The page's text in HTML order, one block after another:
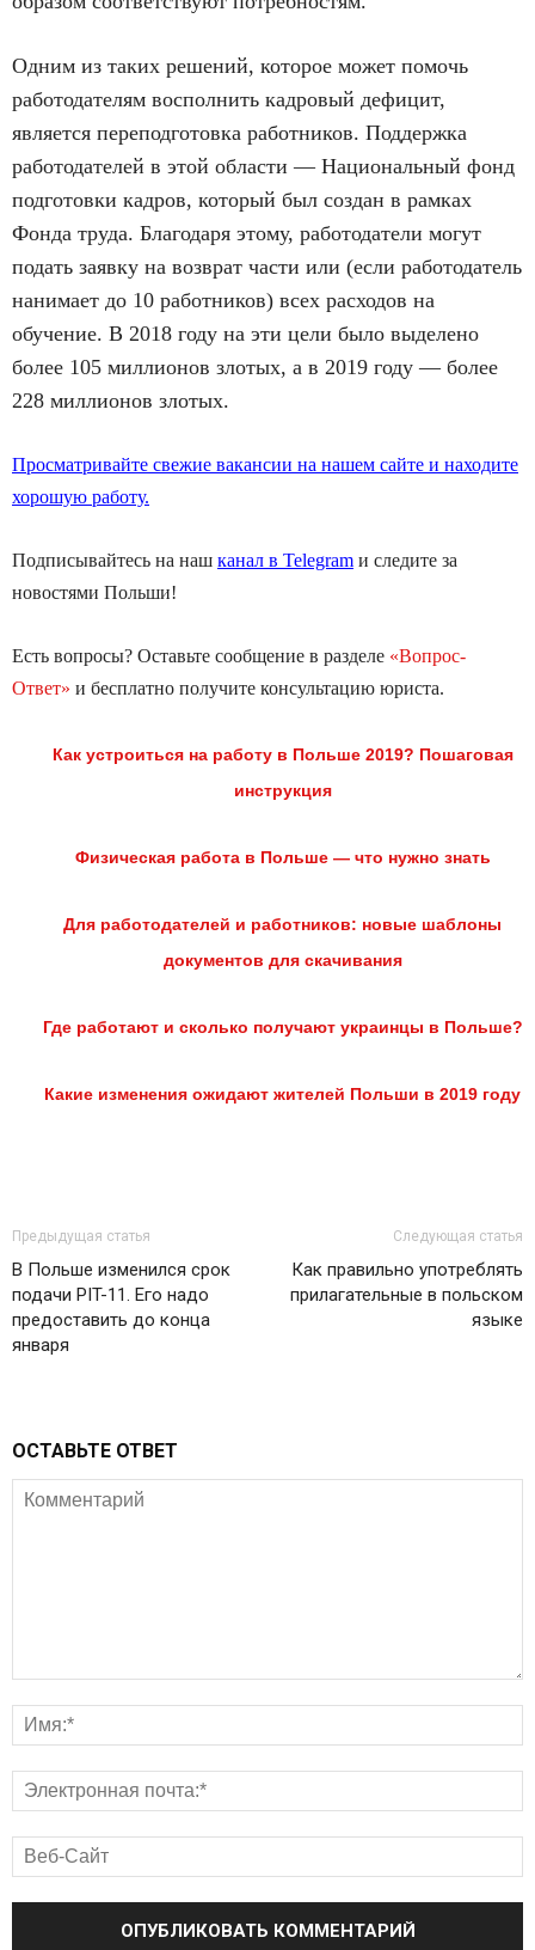
Одним из таких решений, которое может помочь
работодателям восполнить кадровый дефицит,
является переподготовка работников. Поддержка
работодателей в этой области — Национальный фонд
подготовки кадров, который был создан в рамках
Фонда труда. Благодаря этому, работодатели могут
подать заявку на возврат части или (если работодатель
нанимает до 10 работников) всех расходов на
обучение. В 2018 году на эти цели было выделено
более 105 миллионов злотых, а в 2019 году — более
228 миллионов злотых.
Просматривайте свежие вакансии на нашем сайте и находите
хорошую работу.
Подписывайтесь на наш канал в Telegram и следите за
новостями Польши!
Есть вопросы? Оставьте сообщение в разделе «Вопрос-
Ответ» и бесплатно получите консультацию юриста.
Как устроиться на работу в Польше 2019? Пошаговая
инструкция
Физическая работа в Польше — что нужно знать
Для работодателей и работников: новые шаблоны
документов для скачивания
Где работают и сколько получают украинцы в Польше?
Какие изменения ожидают жителей Польши в 2019 году
Предыдущая статья
В Польше изменился срок
подачи PIT-11. Его надо
предоставить до конца
января
Следующая статья
Как правильно употреблять
прилагательные в польском
языке
ОСТАВЬТЕ ОТВЕТ